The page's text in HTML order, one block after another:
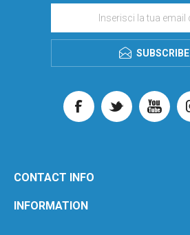
SUBSCRIBE
CONTACT INFO
INFORMATION